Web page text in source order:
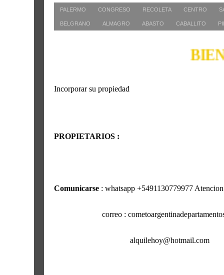
PALERMO CONGRESO RECOLETA CENTRO
BELGRANO ALMAGRO ABASTO CABALLITO
Incorporar su propiedad
PROPIETARIOS :
Comunicarse : whatsapp +5491130779977
correo :
alquilehoy@hotmail.com